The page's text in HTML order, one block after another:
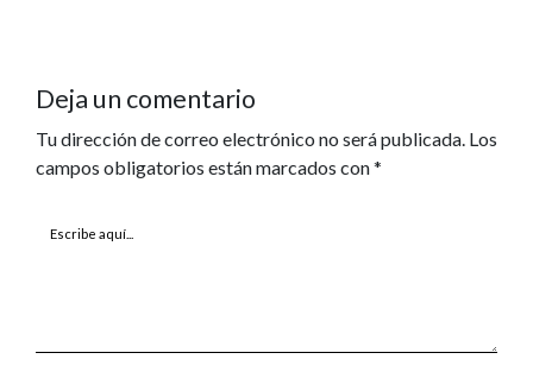
Deja un comentario
Tu dirección de correo electrónico no será publicada. Los
campos obligatorios están marcados con*
Escribe